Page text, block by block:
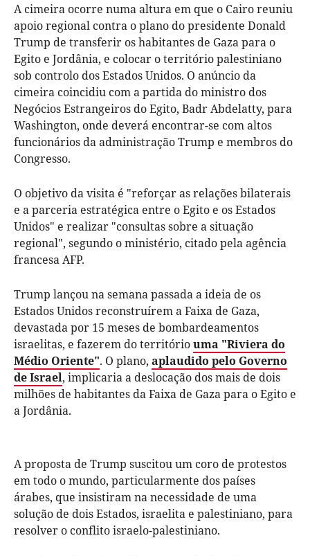
A cimeira ocorre numa altura em que o Cairo reuniu
apoio regional contra o plano do presidente Donald
Trump de transferir os habitantes de Gaza para o
Egito e Jordânia, e colocar o território palestiniano
sob controlo dos Estados Unidos. O anúncio da
cimeira coincidiu com a partida do ministro dos
Negócios Estrangeiros do Egito, Badr Abdelatty, para
Washington, onde deverá encontrar-se com altos
funcionários da administração Trump e membros do
Congresso.
O objetivo da visita é "reforçar as relações bilaterais
e a parceria estratégica entre o Egito e os Estados
Unidos" e realizar "consultas sobre a situação
regional", segundo o ministério, citado pela agência
francesa AFP.
Trump lançou na semana passada a ideia de os
Estados Unidos reconstruírem a Faixa de Gaza,
devastada por 15 meses de bombardeamentos
israelitas, e fazerem do territóriouma "Riviera do
Médio Oriente". O plano, aplaudido pelo Governo
de Israel, implicaria a deslocação dos mais de dois
milhões de habitantes da Faixa de Gaza para o Egito e
a Jordânia.
A proposta de Trump suscitou um coro de protestos
em todo o mundo, particularmente dos países
árabes, que insistiram na necessidade de uma
solução de dois Estados, israelita e palestiniano, para
resolver o conflito israelo-palestiniano.